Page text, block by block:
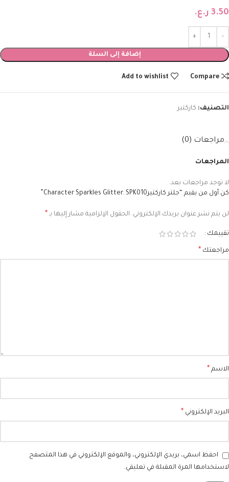
3.50 ر.ع.
إضافة إلى السلة
Compare
Add to wishlist
التصنيف: كاركتير
مراجعات (0)
المراجعات
لا توجد مراجعات بعد.
كن أول من يقيم “جلتر كاركتيرCharacter Sparkles Glitter. SPK010”
لن يتم نشر عنوان بريدك الإلكتروني. الحقول الإلزامية مشار إليها بـ *
تقييمك
مراجعتك *
الاسم *
البريد الإلكتروني *
احفظ اسمي، بريدي الإلكتروني، والموقع الإلكتروني في هذا المتصفح
لاستخدامها المرة المقبلة في تعليقي.